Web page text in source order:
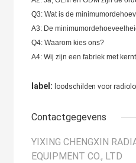
Q3: Wat is de
A3: De
Q4: Waarom kies ons?
A4: Wij zijn een fabriek met
label: loodschilden voor
Contactgegevens
YIXING CHENGXIN
EQUIPMENT CO., LTD